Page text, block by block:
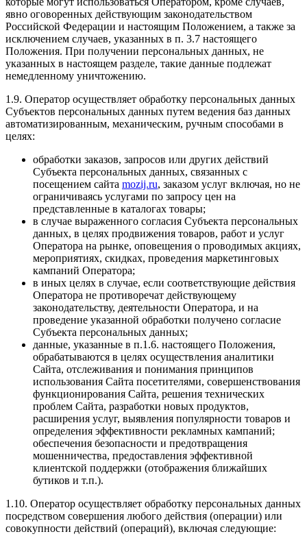
явно оговоренных действующим законодательством
Российской Федерации и настоящим Положением, а также за
исключением случаев, указанных в п. 3.7 настоящего
Положения. При получении персональных данных, не
указанных в настоящем разделе, такие данные подлежат
немедленному уничтожению.
1.9. Оператор осуществляет обработку персональных данных
Субъектов персональных данных путем ведения баз данных
автоматизированным, механическим, ручным способами в
целях:
обработки заказов, запросов или других действий
Субъекта персональных данных, связанных с
посещением сайта mozij.ru, заказом услуг включая, но не
ограничиваясь услугами по запросу цен на
представленные в каталогах товары;
в случае выраженного согласия Субъекта персональных
данных, в целях продвижения товаров, работ и услуг
Оператора на рынке, оповещения о проводимых акциях,
мероприятиях, скидках, проведения маркетинговых
кампаний Оператора;
в иных целях в случае, если соответствующие действия
Оператора не противоречат действующему
законодательству, деятельности Оператора, и на
проведение указанной обработки получено согласие
Субъекта персональных данных;
данные, указанные в п.1.6. настоящего Положения,
обрабатываются в целях осуществления аналитики
Сайта, отслеживания и понимания принципов
использования Сайта посетителями, совершенствования
функционирования Сайта, решения технических
проблем Сайта, разработки новых продуктов,
расширения услуг, выявления популярности товаров и
определения эффективности рекламных кампаний;
обеспечения безопасности и предотвращения
мошенничества, предоставления эффективной
клиентской поддержки (отображения ближайших
бутиков и т.п.).
1.10. Оператор осуществляет обработку персональных данных
посредством совершения любого действия (операции) или
совокупности действий (операций), включая следующие: